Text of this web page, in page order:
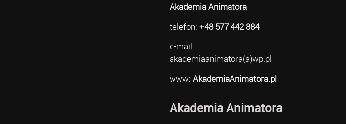
Akademia Animatora
telefon:+48 577 442 884
e-mail:
akademiaanimatora(a)wp.pl
www:AkademiaAnimatora.pl
Akademia Animatora